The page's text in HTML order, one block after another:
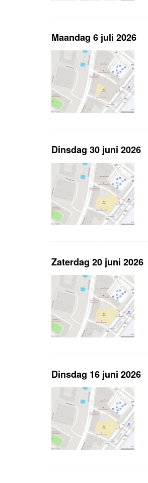
Maandag 6 juli 2026
Dinsdag 30 juni 2026
Zaterdag 20 juni 2026
Dinsdag 16 juni 2026